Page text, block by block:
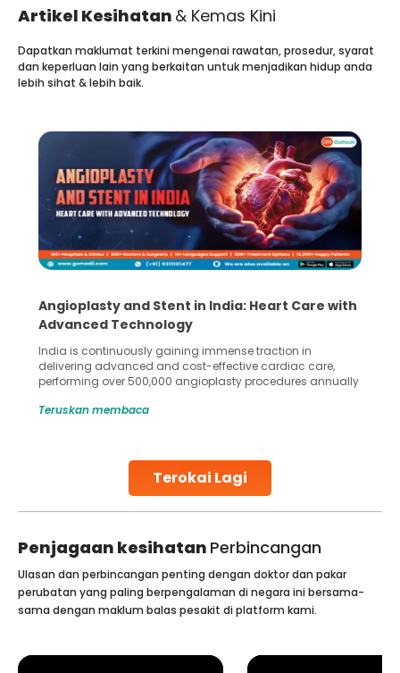
Artikel Kesihatan & Kemas Kini
Terokai Lagi
Dapatkan maklumat terkini mengenai rawatan, prosedur, syarat
dan keperluan lain yang berkaitan untuk menjadikan hidup anda
lebih sihat & lebih baik.
Heart Care with
traction in
cardiac care,
procedures annually
like angioplasty and
5 Essential Steps for
Human sperm collection and
in advanced reproductive techniques
Fertilization (IVF) and intrauterine
collected, they process the
Continue Reading
Penjagaan kesihatan Perbincangan
Ulasan dan perbincangan penting dengan doktor dan pakar
perubatan yang paling berpengalaman di negara ini bersama-
sama dengan maklum balas pesakit di platform kami.